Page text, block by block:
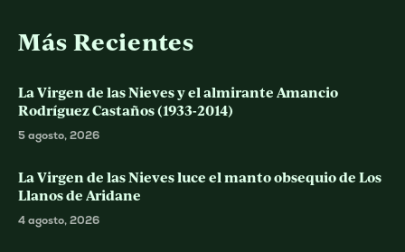
Más Recientes
La Virgen de las Nieves y el almirante Amancio
Rodríguez Castaños (1933-2014)
5 agosto, 2026
La Virgen de las Nieves luce el manto obsequio de Los
Llanos de Aridane
4 agosto, 2026